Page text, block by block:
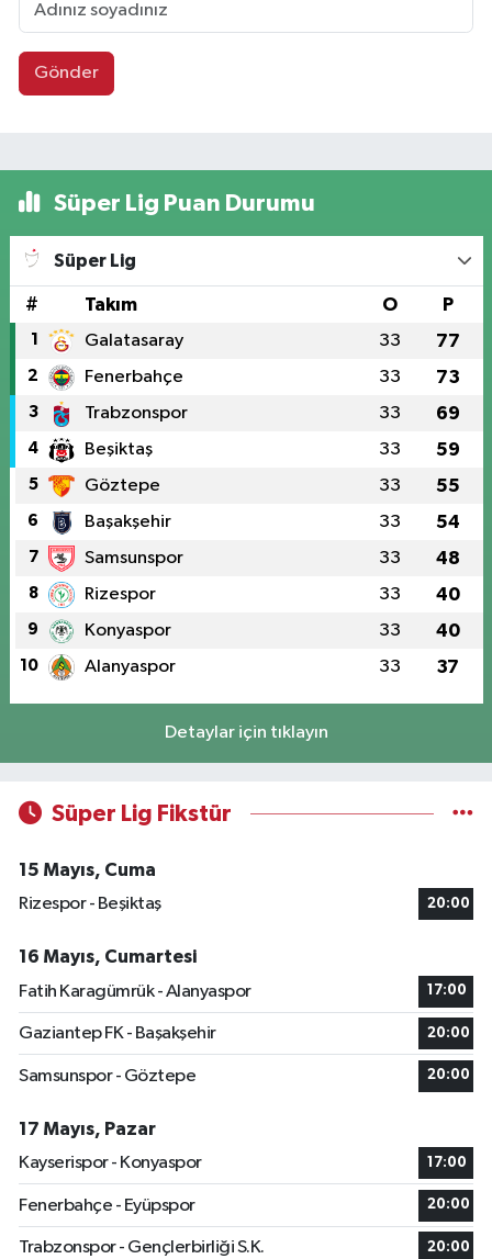
Gönder
Süper Lig Puan Durumu
Süper Lig
# Takım O P
1 Galatasaray 33 77
2 Fenerbahçe 33 73
3 Trabzonspor 33 69
4 Beşiktaş 33 59
5 Göztepe 33 55
6 Başakşehir 33 54
7 Samsunspor 33 48
8 Rizespor 33 40
9 Konyaspor 33 40
10 Alanyaspor 33 37
Detaylar için tıklayın
Süper Lig Fikstür
15 Mayıs, Cuma
Rizespor - Beşiktaş
20:00
16 Mayıs, Cumartesi
Fatih Karagümrük - Alanyaspor
17:00
Gaziantep FK - Başakşehir 20:00
Samsunspor - Göztepe 20:00
17 Mayıs, Pazar
Kayserispor - Konyaspor
17:00
Fenerbahçe - Eyüpspor 20:00
Trabzonspor - Gençlerbirliği S.K. 20:00